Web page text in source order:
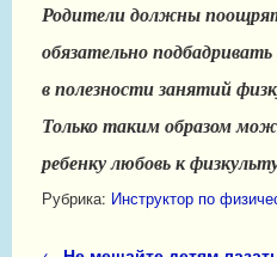
Родители должны
обязательно
в полезности занятий
Только таким образом
ребенку любовь к
Рубрика: Инструктор по